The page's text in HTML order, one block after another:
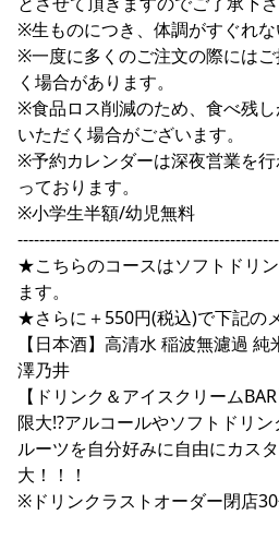
※生ものにつき、体調がすぐれな
※一度に多くのご注文の際には
く場合があります。
※食品ロス削減のため、食べ残
いただく場合がございます。
※予約カレンダーは深夜営業を
っております。
※小学生半額/幼児無料
★こちらのコースはソフトドリ
ます。
★さらに＋550円(税込)で下記の
【日本酒】高清水 稲波無濾過
澤乃井
【ドリンク＆アイスクリーム
限大!?アルコールやソフトドリ
ルーツを自分好みに自由にカス
大！！！
※ドリンクラストオーダー閉店